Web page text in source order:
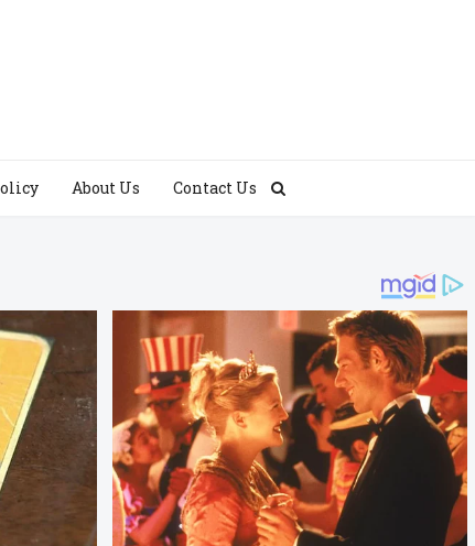
About Us Contact Us